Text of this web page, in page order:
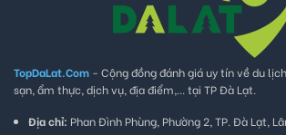
TopDaLat.Com - Cộng đồng đánh giá uy tín về du
sạn, ẩm thực, dịch vụ, địa điểm,... tại TP Đà Lạt.
Địa chỉ: Phan Đình Phùng, Phường 2, TP. Đà Lạt,